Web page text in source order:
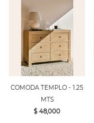
COMODA TEMPLO - 1.25
MTS
$ 48,000